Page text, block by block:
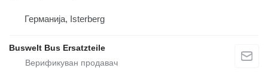
Германија, Isterberg
Buswelt Bus Ersatzteile